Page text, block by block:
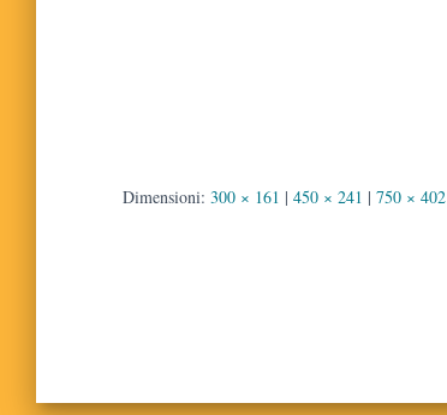
Dimensioni: 300 × 161 | 450 × 241 | 750 × 402